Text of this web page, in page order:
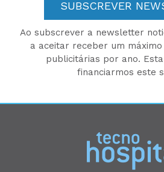
SUBSCREVER
Ao subscrever a newsletter
a aceitar receber um
publicitárias por ano.
financiarmos este